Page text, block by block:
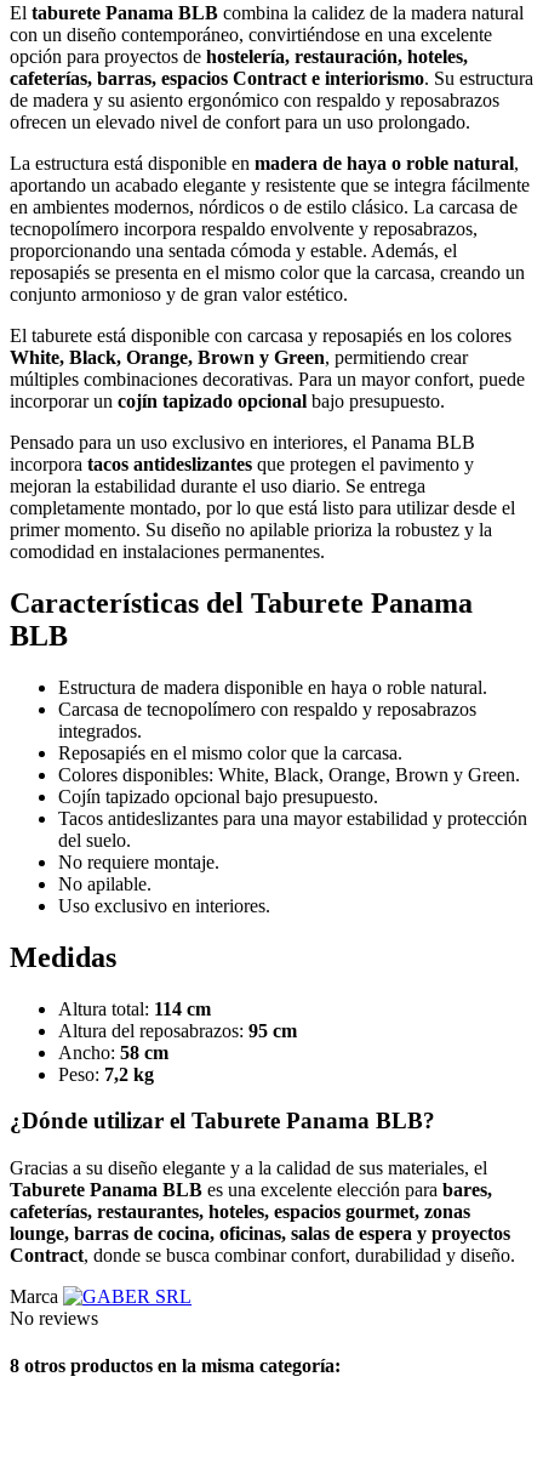
El taburete Panama BLB combina la calidez de la madera natural
con un diseño contemporáneo, convirtiéndose en una excelente
opción para proyectos de hostelería, restauración, hoteles,
cafeterías, barras, espacios Contract e interiorismo. Su estructura
de madera y su asiento ergonómico con respaldo y reposabrazos
ofrecen un elevado nivel de confort para un uso prolongado.
La estructura está disponible en madera de haya o roble natural,
aportando un acabado elegante y resistente que se integra fácilmente
en ambientes modernos, nórdicos o de estilo clásico. La carcasa de
tecnopolímero incorpora respaldo envolvente y reposabrazos,
proporcionando una sentada cómoda y estable. Además, el
reposapiés se presenta en el mismo color que la carcasa, creando un
conjunto armonioso y de gran valor estético.
El taburete está disponible con carcasa y reposapiés en los colores
White, Black, Orange, Brown y Green, permitiendo crear
múltiples combinaciones decorativas. Para un mayor confort, puede
incorporar un cojín tapizado opcional bajo presupuesto.
Pensado para un uso exclusivo en interiores, el Panama BLB
incorpora tacos antideslizantes que protegen el pavimento y
mejoran la estabilidad durante el uso diario. Se entrega
completamente montado, por lo que está listo para utilizar desde el
primer momento. Su diseño no apilable prioriza la robustez y la
comodidad en instalaciones permanentes.
Características del Taburete Panama
BLB
Estructura de madera disponible en haya o roble natural.
Carcasa de tecnopolímero con respaldo y reposabrazos
integrados.
Reposapiés en el mismo color que la carcasa.
Colores disponibles: White, Black, Orange, Brown y Green.
Cojín tapizado opcional bajo presupuesto.
Tacos antideslizantes para una mayor estabilidad y protección
del suelo.
No requiere montaje.
No apilable.
Uso exclusivo en interiores.
Medidas
Altura total: 114 cm
Altura del reposabrazos: 95 cm
Ancho: 58 cm
Peso: 7,2 kg
¿Dónde utilizar el Taburete Panama BLB?
Gracias a su diseño elegante y a la calidad de sus materiales, el
Taburete Panama BLB es una excelente elección para bares,
cafeterías, restaurantes, hoteles, espacios gourmet, zonas
lounge, barras de cocina, oficinas, salas de espera y proyectos
Contract, donde se busca combinar confort, durabilidad y diseño.
Marca
No reviews
8 otros productos en la misma categoría: